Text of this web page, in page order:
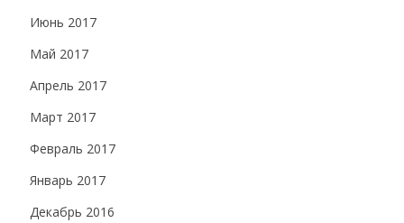
Июнь 2017
Май 2017
Апрель 2017
Март 2017
Февраль 2017
Январь 2017
Декабрь 2016